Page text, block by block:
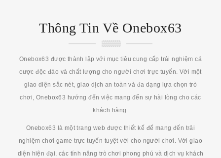
Thông Tin Về Onebox63
Onebox63 được thành lập với mục tiêu cung cấp trải nghiệm cá
cược độc đáo và chất lượng cho người chơi trực tuyến. Với một
giao diện sắc nét, giao dịch an toàn và đa dạng lựa chọn trò
chơi, Onebox63 hướng đến việc mang đến sự hài lòng cho các
khách hàng.
Onebox63 là một trang web được thiết kế để mang đến trải
nghiệm chơi game trực tuyến tuyệt vời cho người chơi. Với giao
diện hiện đại, các tính năng trò chơi phong phú và dịch vụ khách